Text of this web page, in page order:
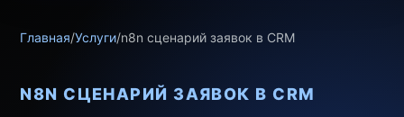
Главная/Услуги/n8n сценарий заявок в CRM
N8N СЦЕНАРИЙ ЗАЯВОК В CRM